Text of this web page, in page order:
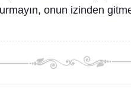
onun izinden